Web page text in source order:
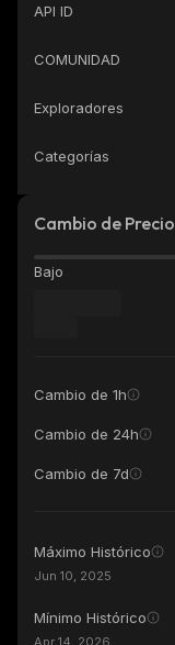
API ID
COMUNIDAD
Exploradores
Categorías
Cambio de Precio
Bajo
Cambio de 1h
Cambio de 24h
Cambio de 7d
Máximo Histórico
Jun 10, 2025
Mínimo Histórico
Apr 14, 2026